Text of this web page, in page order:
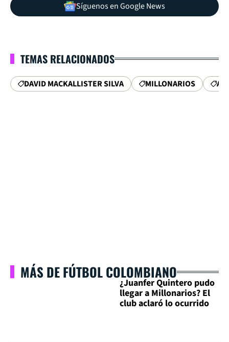
Síguenos en Google News
TEMAS RELACIONADOS
DAVID MACKALLISTER SILVA MILLONARIOS
MÁS DE FÚTBOL COLOMBIANO
¿Juanfer Quintero pudo
llegar a Millonarios? El
club aclaró lo ocurrido